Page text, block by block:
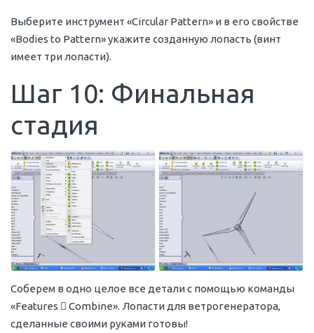
Выберите инструмент «Circular Pattern» и в его свойстве
«Bodies to Pattern» укажите созданную лопасть (винт
имеет три лопасти).
Шаг 10: Финальная
стадия
Соберем в одно целое все детали с помощью команды
«Features  Combine». Лопасти для ветрогенератора,
сделанные своими руками готовы!